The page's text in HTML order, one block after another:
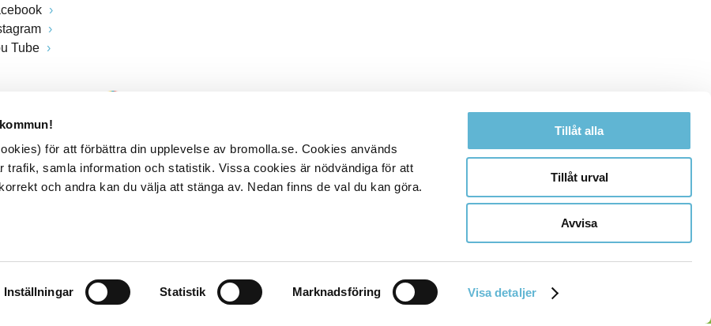
för att förbättra din upplevelse av bromolla.se. Cookies används
trafik, samla information och statistik. Vissa cookies är nödvändiga för att
och andra kan du välja att stänga av. Nedan finns de val du kan göra.
Inställningar Statistik Marknadsföring Visa detaljer
Tillåt alla
Tillåt urval
Avvisa
Tube